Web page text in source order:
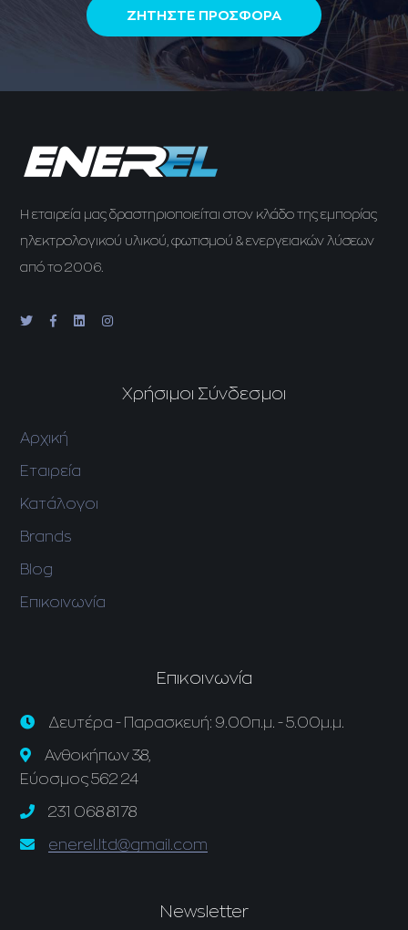
ΖΗΤΗΣΤΕ ΠΡΟΣΦΟΡΑ
H εταιρεία μας δραστηριοποιείται στον κλάδο της εμπορίας
ηλεκτρολογικού υλικού, φωτισμού & ενεργειακών λύσεων
από το 2006.
Χρήσιμοι Σύνδεσμοι
Αρχική
Εταιρεία
Κατάλογοι
Brands
Blog
Επικοινωνία
Επικοινωνία
Δευτέρα - Παρασκευή: 9.00π.μ. - 5.00μ.μ.
Ανθοκήπων 38,
Εύοσμος 562 24
231 068 8178
enerel.ltd@gmail.com
Newsletter